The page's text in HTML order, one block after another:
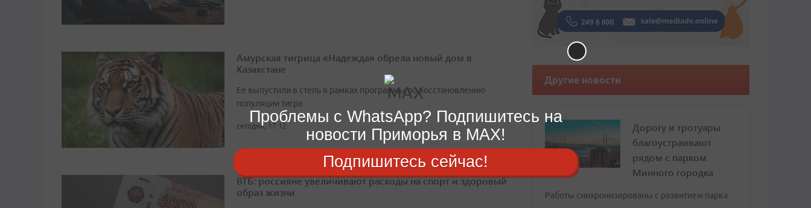
Амурская тигрица «Надежда» обрела новый дом в
Казахстане
Ее выпустили в степь в рамках программы по восстановлению
популяции тигра
сегодня, 17:12
ВТБ: россияне увеличивают расходы на спорт и здоровый
образ жизни
Другие новости
Дорогу и тротуары
благоустраивают
рядом с парком
Минного городка
Работы синхронизированы с развитием парка
Проблемы с WhatsApp? Подпишитесь на
новости Приморья в MAX!
Подпишитесь сейчас!